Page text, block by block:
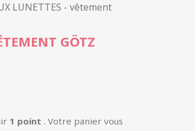
LUNETTES - vêtement
GÖTZ
1 point . Votre panier vous